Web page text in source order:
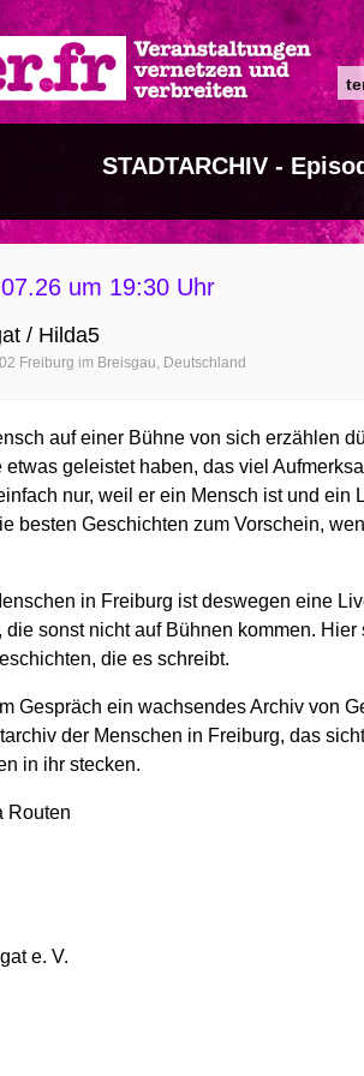
STADTARCHIV -
um 19:30 Uhr
/ Hilda5
Freiburg im Breisgau Deutschland
auf einer Bühne von sich erzählen
geleistet haben, das viel
nur, weil er ein Mensch ist und ein
besten Geschichten zum Vorschein,
in Freiburg ist deswegen eine
die sonst nicht auf Bühnen kommen.
die es schreibt.
Gespräch ein wachsendes Archiv von
der Menschen in Freiburg, das
in ihr stecken.
Routen
e. V.